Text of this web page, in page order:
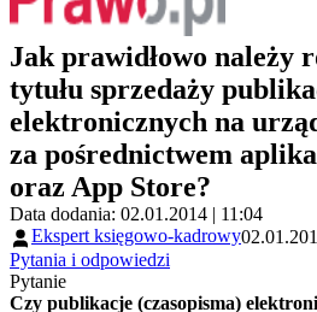
Jak prawidłowo należy
tytułu sprzedaży
elektronicznych na
za pośrednictwem
oraz App Store?
Data dodania: 02.01.2014 | 11:04
Ekspert księgowo-kadrowy
Pytania i odpowiedzi
Pytanie
Czy publikacje (czasopisma)